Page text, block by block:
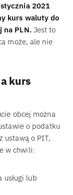
2021
kurs waluty do
na PLN.Jest to
może, ale nie
kurs
obcej można
o podatku
ustawą o PIT,
w chwili:
usługi lub